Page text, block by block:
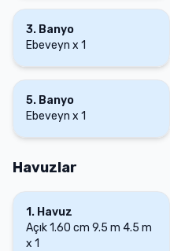
3. Banyo
Ebeveyn x 1
5. Banyo
Ebeveyn x 1
Havuzlar
1 . Havuz
Açık1.60 cm 9.5 m 4.5 m
x 1